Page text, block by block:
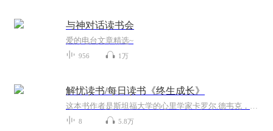
与神对话读书会
爱的电台文章精选~
956 1万
解忧读书/每日读书《终生成长》
这本书作者是斯坦福大学的心里学家卡罗尔.德韦克，他通过终生成长这本书想向大家表明，我们的成功并不是能力和天赋决定的，更多的是收到我们在追求目标过程所展现的思维模式所影响。它们是固定型思维模式和成长型思维模式，这两种思维模式体现了应对成功、失败成绩与挑战时的两种基本心态，你认为才智和努力哪个重要，能力是否可以通过努力改变，决定了你是会满足于既有的成果还是会积极探索新知。只有用正确的思维模式看待问题，才能更好的达成认识和职业目标。
8 5.8万